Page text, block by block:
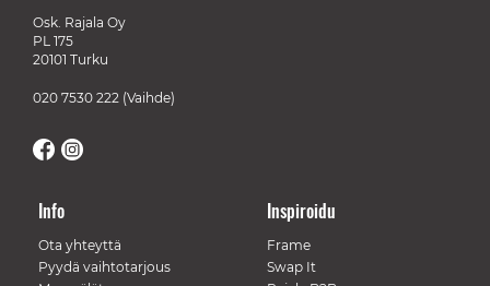
Osk. Rajala Oy
PL 175
20101 Turku
020 7530 222 (Vaihde)
Info
Ota yhteyttä
Pyydä vaihtotarjous
Inspiroidu
Frame
Swap It